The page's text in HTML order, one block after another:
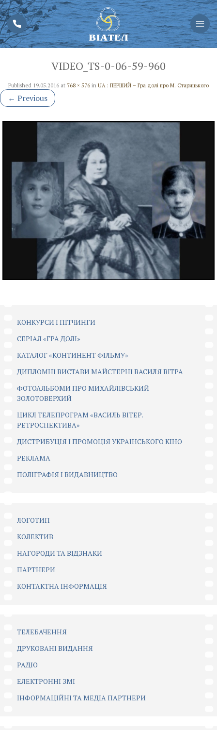
VIDEO_TS-0-06-59-960
Published 19.05.2016 at 768 × 576 in UA : ПЕРШИЙ – Гра долі про М. Старицького
← Previous
КОНКУРСИ І ПІТЧИНГИ
CЕРІАЛ «ГРА ДОЛІ»
КАТАЛОГ «КОНТИНЕНТ ФІЛЬМУ»
ДИПЛОМНІ ВИСТАВИ МАЙСТЕРНІ ВАСИЛЯ ВІТРА
ФОТОАЛЬБОМИ ПРО МИХАЙЛІВСЬКИЙ
ЗОЛОТОВЕРХИЙ
ЦИКЛ ТЕЛЕПРОГРАМ «ВАСИЛЬ ВІТЕР.
РЕТРОСПЕКТИВА»
ДИСТРИБУЦІЯ І ПРОМОЦІЯ УКРАЇНСЬКОГО КІНО
РЕКЛАМА
ПОЛІГРАФІЯ І ВИДАВНИЦТВО
ЛОГОТИП
КОЛЕКТИВ
НАГОРОДИ ТА ВІДЗНАКИ
ПАРТНЕРИ
КОНТАКТНА ІНФОРМАЦІЯ
ТЕЛЕБАЧЕННЯ
ДРУКОВАНІ ВИДАННЯ
РАДІО
ЕЛЕКТРОННІ ЗМІ
ІНФОРМАЦІЙНІ ТА МЕДІА ПАРТНЕРИ